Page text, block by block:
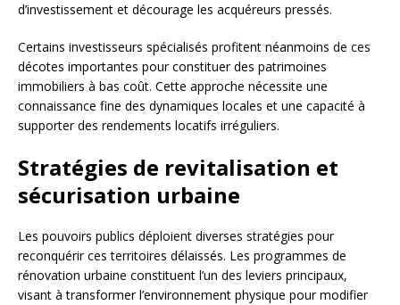
d’investissement et décourage les acquéreurs pressés.
Certains investisseurs spécialisés profitent néanmoins de ces
décotes importantes pour constituer des patrimoines
immobiliers à bas coût. Cette approche nécessite une
connaissance fine des dynamiques locales et une capacité à
supporter des rendements locatifs irréguliers.
Stratégies de revitalisation et
sécurisation urbaine
Les pouvoirs publics déploient diverses stratégies pour
reconquérir ces territoires délaissés. Les programmes de
rénovation urbaine constituent l’un des leviers principaux,
visant à transformer l’environnement physique pour modifier